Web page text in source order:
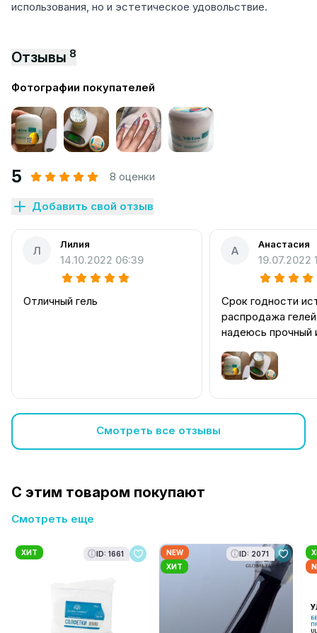
использования, но и эстетическое удовольствие.
Отзывы 8
Фотографии покупателей
5 8 оценки
Добавить свой отзыв
Л Лилия
14.10.2022 06:39
Отличный гель
А Анастасия
19.07.2022
Срок годности
распродажа
надеюсь прочный
Смотреть все отзывы
С этим товаром покупают
Смотреть еще
ХИТ ID: 1661
NEW
ХИТ
ID: 2071